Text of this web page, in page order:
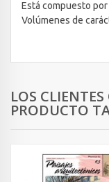
Está compuesto
Volúmenes de
LOS
PRODUCTO